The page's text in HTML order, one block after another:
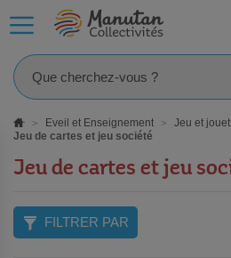
Eveil et Enseignement
Jeu et jouet
Jeu de cartes et jeu société
Jeu de cartes et jeu
FILTRER PAR